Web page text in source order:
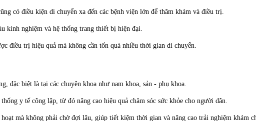
có điều kiện di chuyển xa đến các bệnh viện lớn để thăm khám và điều trị.
kinh nghiệm và hệ thống trang thiết bị hiện đại.
điều trị hiệu quả mà không cần tốn quá nhiều thời gian di chuyển.
đặc biệt là tại các chuyên khoa như nam khoa, sản - phụ khoa.
y tế công lập, từ đó nâng cao hiệu quả chăm sóc sức khỏe cho người dân.
mà không phải chờ đợi lâu, giúp tiết kiệm thời gian và nâng cao trải nghiệm khám